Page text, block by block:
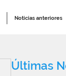
Noticias anteriores
Últimas